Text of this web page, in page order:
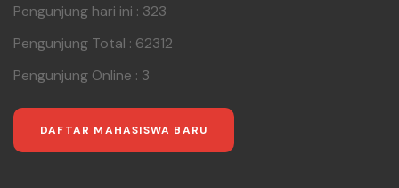
Pengunjung hari ini : 323
Pengunjung Total : 62312
Pengunjung Online : 3
DAFTAR MAHASISWA BARU